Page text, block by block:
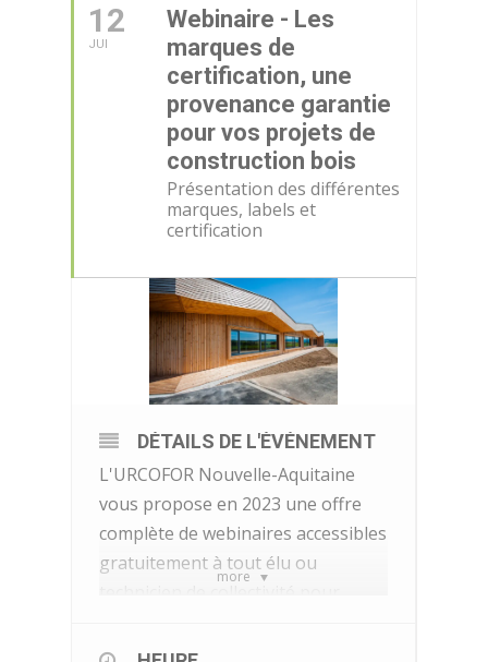
12
JUI
Webinaire - Les
marques de
certification, une
provenance garantie
pour vos projets de
construction bois
Présentation des différentes
marques, labels et
certification
more
DÉTAILS DE L'ÉVÉNEMENT
L'URCOFOR Nouvelle-Aquitaine
vous propose en 2023 une offre
complète de webinaires accessibles
gratuitement à tout élu ou
technicien de collectivité pour
les enjeux concernant les élus qu'il